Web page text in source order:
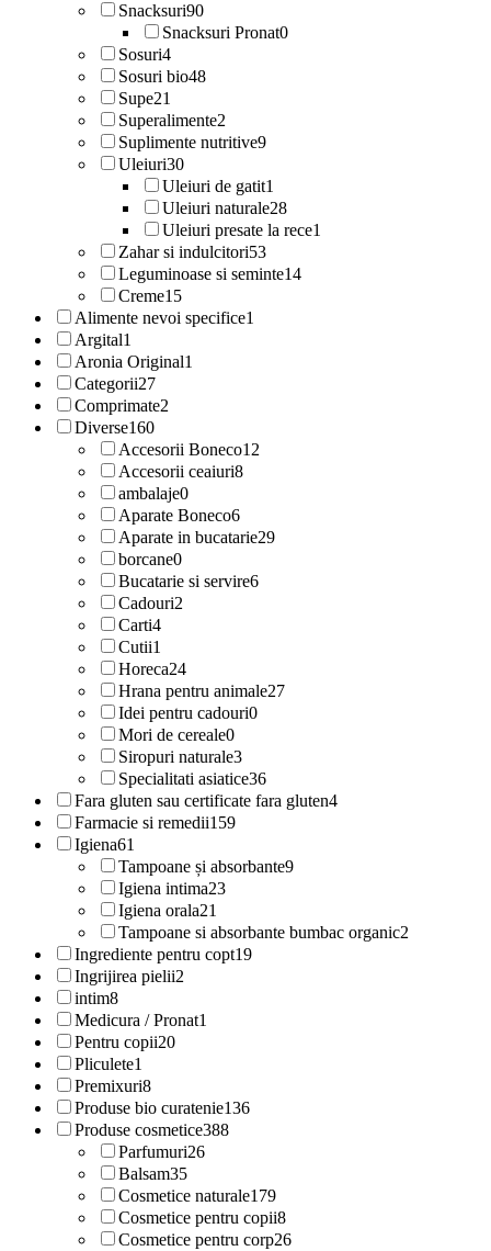
Snacksuri90
Snacksuri Pronat0
Sosuri4
Sosuri bio48
Supe21
Superalimente2
Suplimente nutritive9
Uleiuri30
Uleiuri de gatit1
Uleiuri naturale28
Uleiuri presate la rece1
Zahar si indulcitori53
Leguminoase si seminte14
Creme15
Alimente nevoi specifice1
Argital1
Aronia Original1
Categorii27
Comprimate2
Diverse160
Accesorii Boneco12
Accesorii ceaiuri8
ambalaje0
Aparate Boneco6
Aparate in bucatarie29
borcane0
Bucatarie si servire6
Cadouri2
Carti4
Cutii1
Horeca24
Hrana pentru animale27
Idei pentru cadouri0
Mori de cereale0
Siropuri naturale3
Specialitati asiatice36
Fara gluten sau certificate fara gluten4
Farmacie si remedii159
Igiena61
Tampoane și absorbante9
Igiena intima23
Igiena orala21
Tampoane si absorbante bumbac organic2
Ingrediente pentru copt19
Ingrijirea pielii2
intim8
Medicura / Pronat1
Pentru copii20
Pliculete1
Premixuri8
Produse bio curatenie136
Produse cosmetice388
Parfumuri26
Balsam35
Cosmetice naturale179
Cosmetice pentru copii8
Cosmetice pentru corp26